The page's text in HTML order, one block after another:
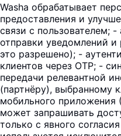
Washa обрабатывает
предоставления и
связи с пользователем;
отправки уведомлений
это разрешено); -
клиентов через OTP; -
передачи релевантной
(партнёру), выбранному
мобильного приложения
может запрашивать
только с явного